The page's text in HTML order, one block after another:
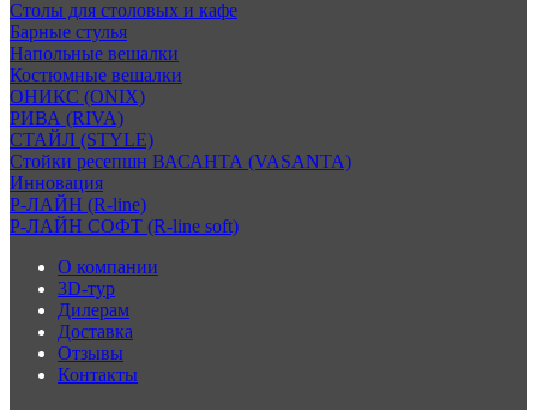
Столы для столовых и кафе
Барные стулья
Напольные вешалки
Костюмные вешалки
ОНИКС (ONIX)
РИВА (RIVA)
СТАЙЛ (STYLE)
Стойки ресепшн ВАСАНТА (VASANTA)
Инновация
Р-ЛАЙН (R-line)
Р-ЛАЙН СОФТ (R-line soft)
О компании
3D-тур
Дилерам
Доставка
Отзывы
Контакты